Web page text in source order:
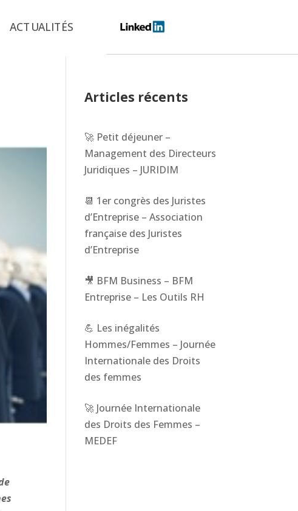
ACTUALITÉS
Articles récents
🚀 Petit déjeuner –
Management des Directeurs
Juridiques – JURIDIM
📆 1er congrès des Juristes
d’Entreprise – Association
française des Juristes
d’Entreprise
🎥 BFM Business – BFM
Entreprise – Les Outils RH
💪 Les inégalités
Hommes/Femmes – Journée
Internationale des Droits
des femmes
🚀 Journée Internationale
des Droits des Femmes –
MEDEF